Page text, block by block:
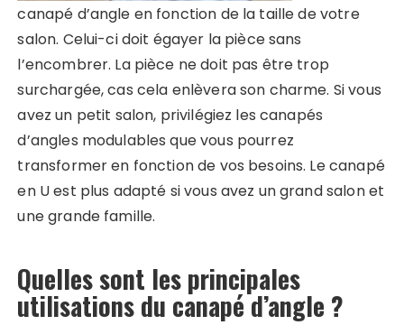
canapé d’angle en fonction de la taille de votre
salon. Celui-ci doit égayer la pièce sans
l’encombrer. La pièce ne doit pas être trop
surchargée, cas cela enlèvera son charme. Si vous
avez un petit salon, privilégiez les canapés
d’angles modulables que vous pourrez
transformer en fonction de vos besoins. Le canapé
en U est plus adapté si vous avez un grand salon et
une grande famille.
Quelles sont les principales
utilisations du canapé d’angle ?